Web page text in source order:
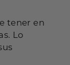
tener en
Lo